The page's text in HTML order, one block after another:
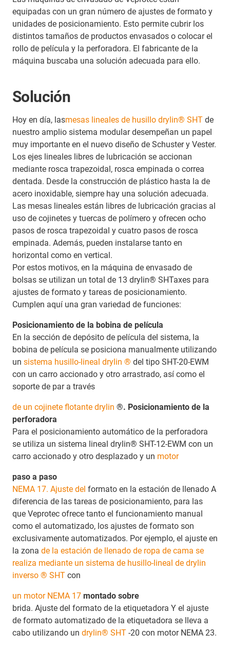
equipadas con un gran número de ajustes de formato y
unidades de posicionamiento. Esto permite cubrir los
distintos tamaños de productos envasados o colocar el
rollo de película y la perforadora. El fabricante de la
máquina buscaba una solución adecuada para ello.
Solución
Hoy en día, lasmesas lineales de husillo drylin® SHT de
nuestro amplio sistema modular desempeñan un papel
muy importante en el nuevo diseño de Schuster y Vester.
Los ejes lineales libres de lubricación se accionan
mediante rosca trapezoidal, rosca empinada o correa
dentada. Desde la construcción de plástico hasta la de
acero inoxidable, siempre hay una solución adecuada.
Las mesas lineales están libres de lubricación gracias al
uso de cojinetes y tuercas de polímero y ofrecen ocho
pasos de rosca trapezoidal y cuatro pasos de rosca
empinada. Además, pueden instalarse tanto en
horizontal como en vertical.
Por estos motivos, en la máquina de envasado de
bolsas se utilizan un total de 13 drylin® SHTaxes para
ajustes de formato y tareas de posicionamiento.
Cumplen aquí una gran variedad de funciones:
Posicionamiento de la bobina de película
En la sección de depósito de película del sistema, la
bobina de película se posiciona manualmente utilizando
un sistema husillo-lineal drylin ® del tipo SHT-20-EWM
con un carro accionado y otro arrastrado, así como el
soporte de par a través
de un cojinete flotante drylin ®. Posicionamiento de la
perforadora
Para el posicionamiento automático de la perforadora
se utiliza un sistema lineal drylin® SHT-12-EWM con un
carro accionado y otro desplazado y un motor
paso a paso
NEMA 17. Ajuste del formato en la estación de llenado A
diferencia de las tareas de posicionamiento, para las
que Veprotec ofrece tanto el funcionamiento manual
como el automatizado, los ajustes de formato son
exclusivamente automatizados. Por ejemplo, el ajuste en
la zona de la estación de llenado de ropa de cama se
realiza mediante un sistema de husillo-lineal de drylin
inverso ® SHT con
un motor NEMA 17 montado sobre
brida. Ajuste del formato de la etiquetadora Y el ajuste
de formato automatizado de la etiquetadora se lleva a
cabo utilizando un drylin® SHT -20 con motor NEMA 23.